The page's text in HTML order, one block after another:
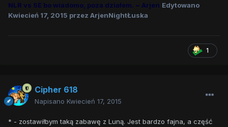
NLR vs SE bo wiadomo, poza działem. ~ Arjen Edytowano
Kwiecień 17, 2015 przez ArjenNightŁuska
1
Cipher 618
Napisano Kwiecień 17, 2015
* - zostawiłbym taką zabawę z Luną. Jest bardzo fajna, a część